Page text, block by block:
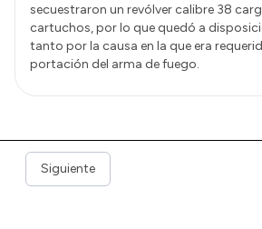
secuestraron un revólver calibre 38
cartuchos, por lo que quedó a
tanto por la causa en la que era
portación del arma de fuego.
Siguiente